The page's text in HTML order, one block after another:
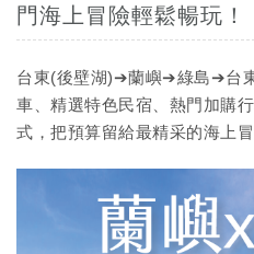
門海上冒險輕鬆暢玩！
台東(後壁湖)➔蘭嶼➔綠島➔台
車、精選特色民宿、熱門加購
式，把預算留給最精采的海上冒